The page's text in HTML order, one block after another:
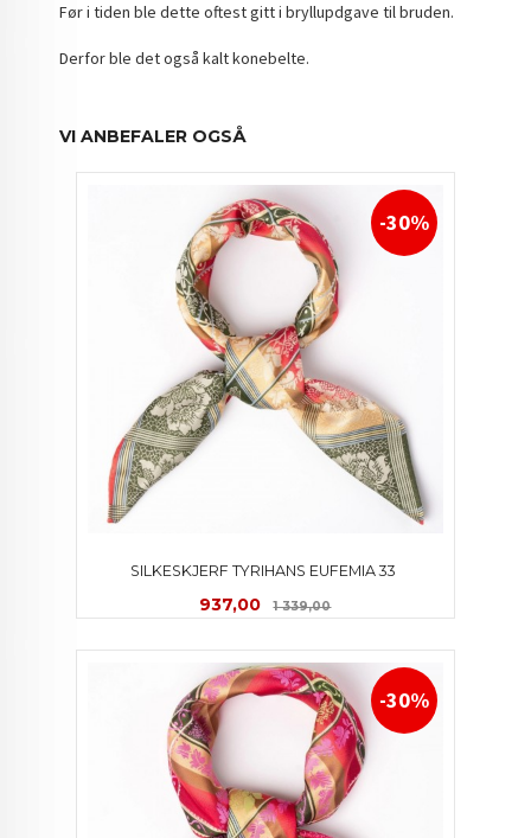
Før i tiden ble dette oftest gitt i bryllupdgave til bruden.
Derfor ble det også kalt konebelte.
VI ANBEFALER OGSÅ
SILKESKJERF TYRIHANS EUFEMIA 33
Tilbud
937,00 1 339,00Rabatt
-30%
-30%